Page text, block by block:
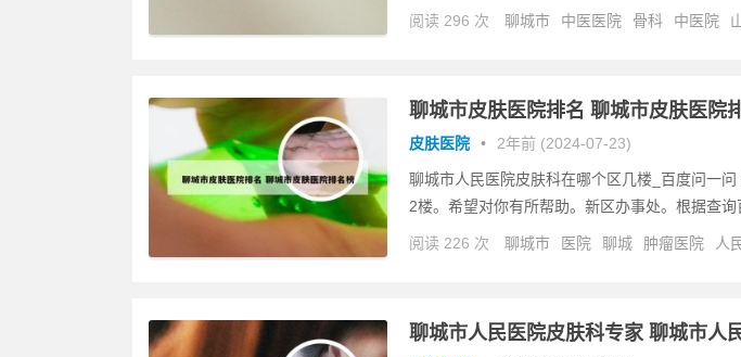
阅读 296 次 聊城市 中医医院 骨科 中医院
聊城市皮肤医院排名 聊城市皮肤医院
皮肤医院 • 2年前 (2024-07-23)
聊城市人民医院皮肤科在哪个区几楼_百度问一
2楼。希望对你有所帮助。新区办事处。根据查询
阅读 226 次 聊城市 医院 聊城 肿瘤医院 人
聊城市人民医院皮肤科专家 聊城市人